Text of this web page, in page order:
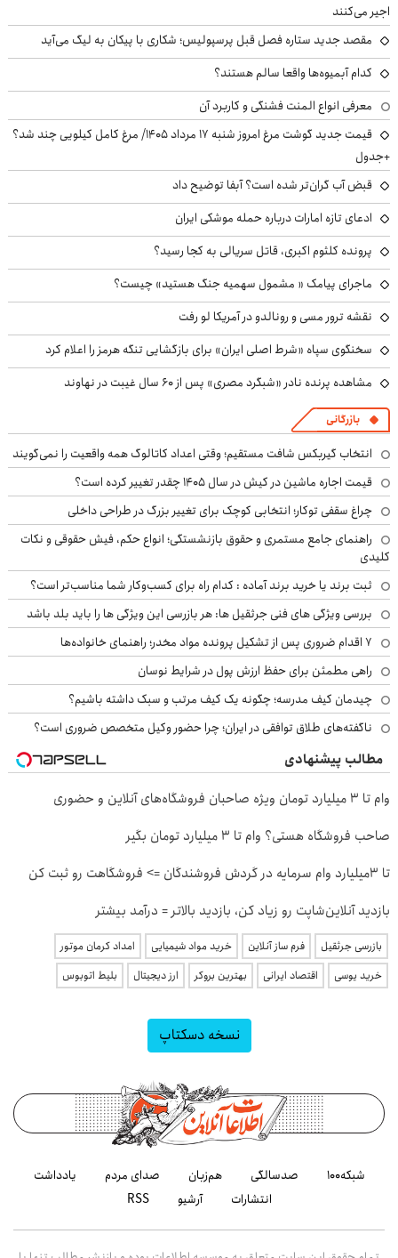
اجیر می‌کنند
مقصد جدید ستاره فصل قبل پرسپولیس؛ شکاری با پیکان به لیگ می‌آید
کدام آبمیوه‌ها واقعا سالم هستند؟
معرفی انواع المنت فشنگی و کاربرد آن
قیمت جدید گوشت مرغ امروز شنبه ۱۷ مرداد ۱۴۰۵/ مرغ کامل کیلویی چند شد؟
+جدول
قبض آب گران‌تر شده است؟ آبفا توضیح داد
ادعای تازه امارات درباره حمله موشکی ایران
پرونده کلثوم اکبری، قاتل سریالی به کجا رسید؟
ماجرای پیامک « مشمول سهمیه جنگ هستید» چیست؟
نقشه ترور مسی و رونالدو در آمریکا لو رفت
سخنگوی سپاه «شرط اصلی ایران» برای بازگشایی تنگه هرمز را اعلام کرد
مشاهده پرنده نادر «شبگرد مصری» پس از ۶۰ سال غیبت در نهاوند
بازرگانی
انتخاب گیربکس شافت مستقیم؛ وقتی اعداد کاتالوگ همه واقعیت را نمی‌گویند
قیمت اجاره ماشین در کیش در سال ۱۴۰۵ چقدر تغییر کرده است؟
چراغ سقفی توکار؛ انتخابی کوچک برای تغییر بزرگ در طراحی داخلی
راهنمای جامع مستمری و حقوق بازنشستگی؛ انواع حکم، فیش حقوقی و نکات
کلیدی
ثبت برند یا خرید برند آماده : کدام راه برای کسب‌وکار شما مناسب‌تر است؟
بررسی ویژگی های فنی جرثقیل ها: هر بازرسی این ویژگی ها را باید بلد باشد
۷ اقدام ضروری پس از تشکیل پرونده مواد مخدر؛ راهنمای خانواده‌ها
راهی مطمئن برای حفظ ارزش پول در شرایط نوسان
چیدمان کیف مدرسه؛ چگونه یک کیف مرتب و سبک داشته باشیم؟
ناگفته‌های طلاق توافقی در ایران؛ چرا حضور وکیل متخصص ضروری است؟
مطالب پیشنهادی
وام تا ۳ میلیارد تومان ویژه صاحبان فروشگاه‌های آنلاین و حضوری
صاحب فروشگاه هستی؟ وام تا ۳ میلیارد تومان بگیر
تا 3میلیارد وام سرمایه در گردش فروشندگان => فروشگاهت رو ثبت کن
بازدید آنلاین‌شاپت رو زیاد کن، بازدید بالاتر = درآمد بیشتر
بازرسی جرثقیل فرم ساز آنلاین خرید مواد شیمیایی
امداد کرمان موتور
خرید یوسی
اقتصاد ایرانی بهترین بروکر ارز دیجیتال بلیط اتوبوس
نسخه دسکتاپ
شبکه۱۰۰ صدسالگی هم‌زبان صدای مردم
یادداشت
انتشارات
آرشیو RSS